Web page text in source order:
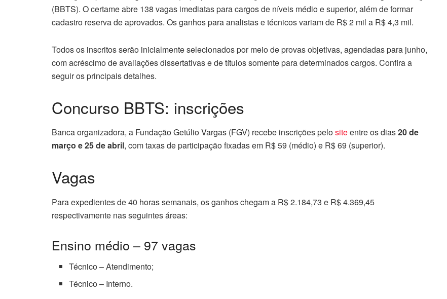
(BBTS). O certame abre 138 vagas imediatas para cargos de níveis médio e superior, além de formar
cadastro reserva de aprovados. Os ganhos para analistas e técnicos variam de R$ 2 mil a R$ 4,3 mil.
Todos os inscritos serão inicialmente selecionados por meio de provas objetivas, agendadas para junho,
com acréscimo de avaliações dissertativas e de títulos somente para determinados cargos. Confira a
seguir os principais detalhes.
Concurso BBTS: inscrições
Banca organizadora, a Fundação Getúlio Vargas (FGV) recebe inscrições pelositeentre os dias20 de
março e 25 de abril, com taxas de participação fixadas em R$ 59 (médio) e R$ 69 (superior).
Vagas
Para expedientes de 40 horas semanais, os ganhos chegam a R$ 2.184,73 e R$ 4.369,45
respectivamente nas seguintes áreas:
Ensino médio – 97 vagas
Técnico – Atendimento;
Técnico – Interno.